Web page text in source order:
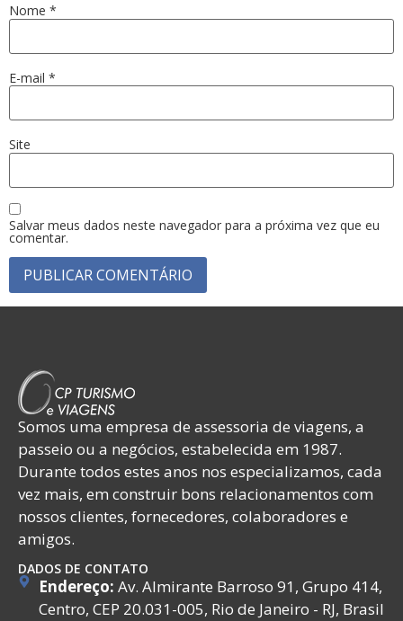
Nome *
E-mail *
Site
Salvar meus dados neste navegador para a próxima vez que eu
comentar.
Somos uma empresa de assessoria de viagens, a
passeio ou a negócios, estabelecida em 1987.
Durante todos estes anos nos especializamos, cada
vez mais, em construir bons relacionamentos com
nossos clientes, fornecedores, colaboradores e
amigos.
DADOS DE CONTATO
Endereço: Av. Almirante Barroso 91, Grupo 414,
Centro, CEP 20.031-005, Rio de Janeiro - RJ, Brasil